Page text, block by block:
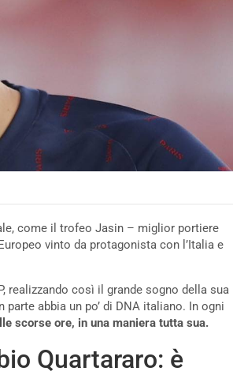
come il trofeo Jasin – miglior portiere
vinto da protagonista con l’Italia e
realizzando così il grande sogno della sua
abbia un po’ di DNA italiano. In ogni
scorse ore, in una maniera tutta sua.
Quartararo: è